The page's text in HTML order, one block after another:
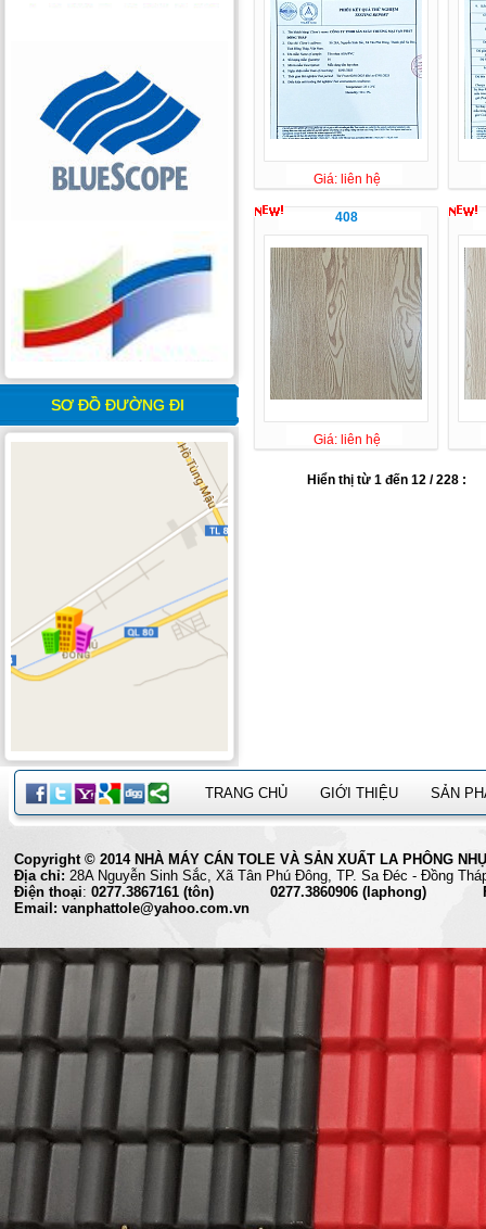
SƠ ĐỒ ĐƯỜNG ĐI
Giá: liên hệ
408
Giá: liên hệ
Hiển thị từ 1 đến 12 / 228 :
TRANG CHỦ GIỚI THIỆU SẢN
Copyright © 2014 NHÀ MÁY CÁN TOLE VÀ SẢN XUẤT LA PHÔNG
Địa chỉ: 28A Nguyễn Sinh Sắc, Xã Tân Phú Đông, TP. Sa
Điện thoại: 0277.3867161 (tôn) 0277.3860906 (laphong)
Email: vanphattole@yahoo.com.vn